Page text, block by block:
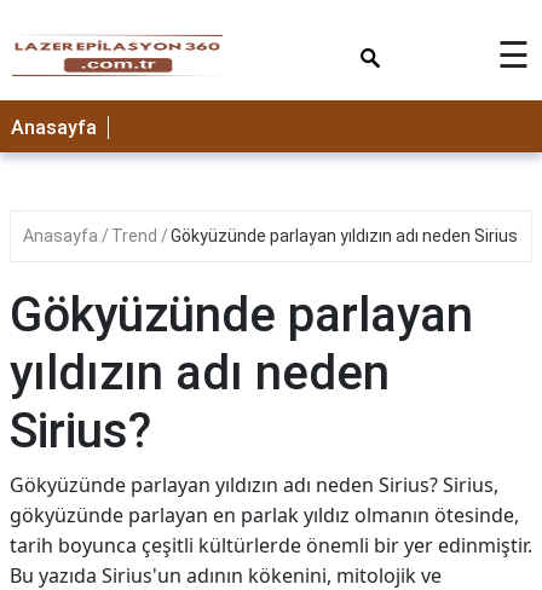
☰
Anasayfa
Anasayfa Trend Gökyüzünde parlayan yıldızın adı neden Sirius?
Gökyüzünde parlayan
yıldızın adı neden
Sirius?
Gökyüzünde parlayan yıldızın adı neden Sirius? Sirius,
gökyüzünde parlayan en parlak yıldız olmanın ötesinde,
tarih boyunca çeşitli kültürlerde önemli bir yer edinmiştir.
Bu yazıda Sirius'un adının kökenini, mitolojik ve